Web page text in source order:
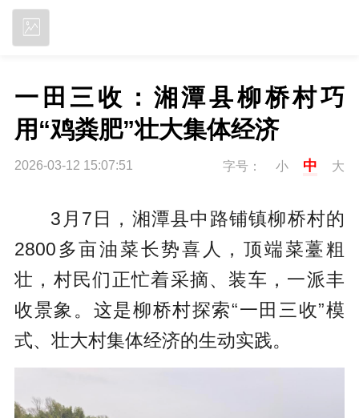
一田三收：湘潭县柳桥村巧
用“鸡粪肥”壮大集体经济
2026-03-12 15:07:51 字号： 小 中 大
3月7日，湘潭县中路铺镇柳桥村的
2800多亩油菜长势喜人，顶端菜薹粗
壮，村民们正忙着采摘、装车，一派丰
收景象。这是柳桥村探索“一田三收”模
式、壮大村集体经济的生动实践。